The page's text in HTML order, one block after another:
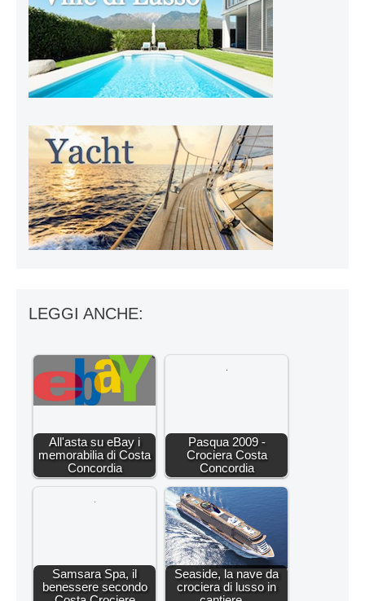
LEGGI ANCHE:
All'asta su eBay i
memorabilia di Costa
Concordia
Pasqua 2009 -
Crociera Costa
Concordia
Samsara Spa, il
benessere secondo
Seaside, la nave da
crociera di lusso in